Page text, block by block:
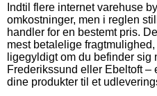
Indtil flere internet varehuse
omkostninger, men i reglen
handler for en bestemt pris.
mest betalelige
ligegyldigt om du befinder
Frederikssund eller Ebeltoft –
dine produkter til et